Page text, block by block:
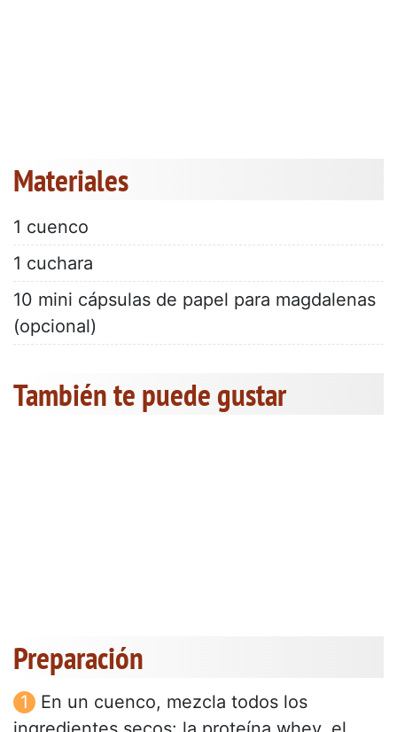
Materiales
1 cuenco
1 cuchara
10 mini cápsulas de papel para magdalenas
(opcional)
También te puede gustar
Preparación
En un cuenco, mezcla todos los